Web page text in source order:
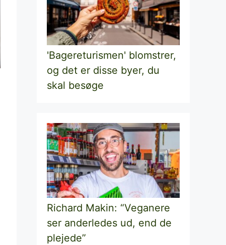
'Bagereturismen' blomstrer,
og det er disse byer, du
skal besøge
Richard Makin: “Veganere
ser anderledes ud, end de
plejede”